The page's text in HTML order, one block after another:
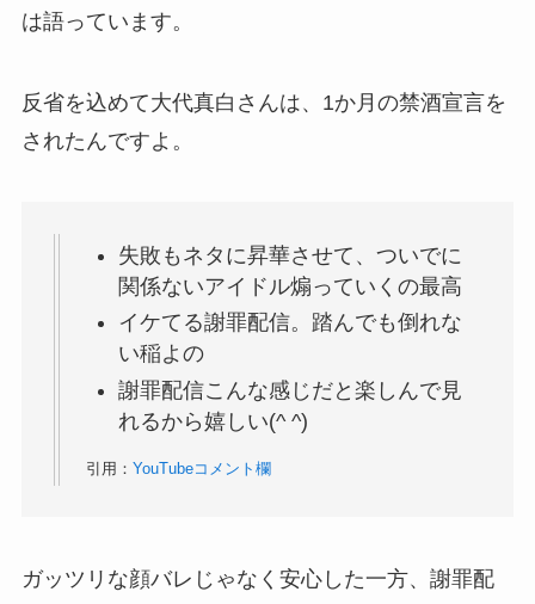
は語っています。
反省を込めて大代真白さんは、1か月の禁酒宣言を
されたんですよ。
失敗もネタに昇華させて、ついでに
関係ないアイドル煽っていくの最高
イケてる謝罪配信。踏んでも倒れな
い稲よの
謝罪配信こんな感じだと楽しんで見
れるから嬉しい(^ ^)
引用： YouTubeコメント欄
ガッツリな顔バレじゃなく安心した一方、謝罪配